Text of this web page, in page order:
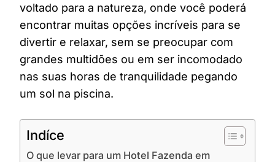
voltado para a natureza, onde você poderá
encontrar muitas opções incríveis para se
divertir e relaxar, sem se preocupar com
grandes multidões ou em ser incomodado
nas suas horas de tranquilidade pegando
um sol na piscina.
Indíce
O que levar para um Hotel Fazenda em